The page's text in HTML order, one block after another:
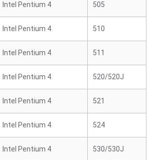
Intel Pentium 4 505
Intel Pentium 4 510
Intel Pentium 4 511
Intel Pentium 4 520/520J
Intel Pentium 4 521
Intel Pentium 4 524
Intel Pentium 4 530/530J